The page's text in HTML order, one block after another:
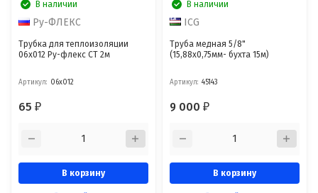
В наличии
Ру-ФЛЕКС
Трубка для теплоизоляции
06х012 Ру-флекс СТ 2м
Артикул: 06х012
65₽
В корзину
В наличии
ICG
Труба медная 5/8"
(15,88х0,75мм- бухта 15м)
Артикул: 45143
9 000₽
В корзину